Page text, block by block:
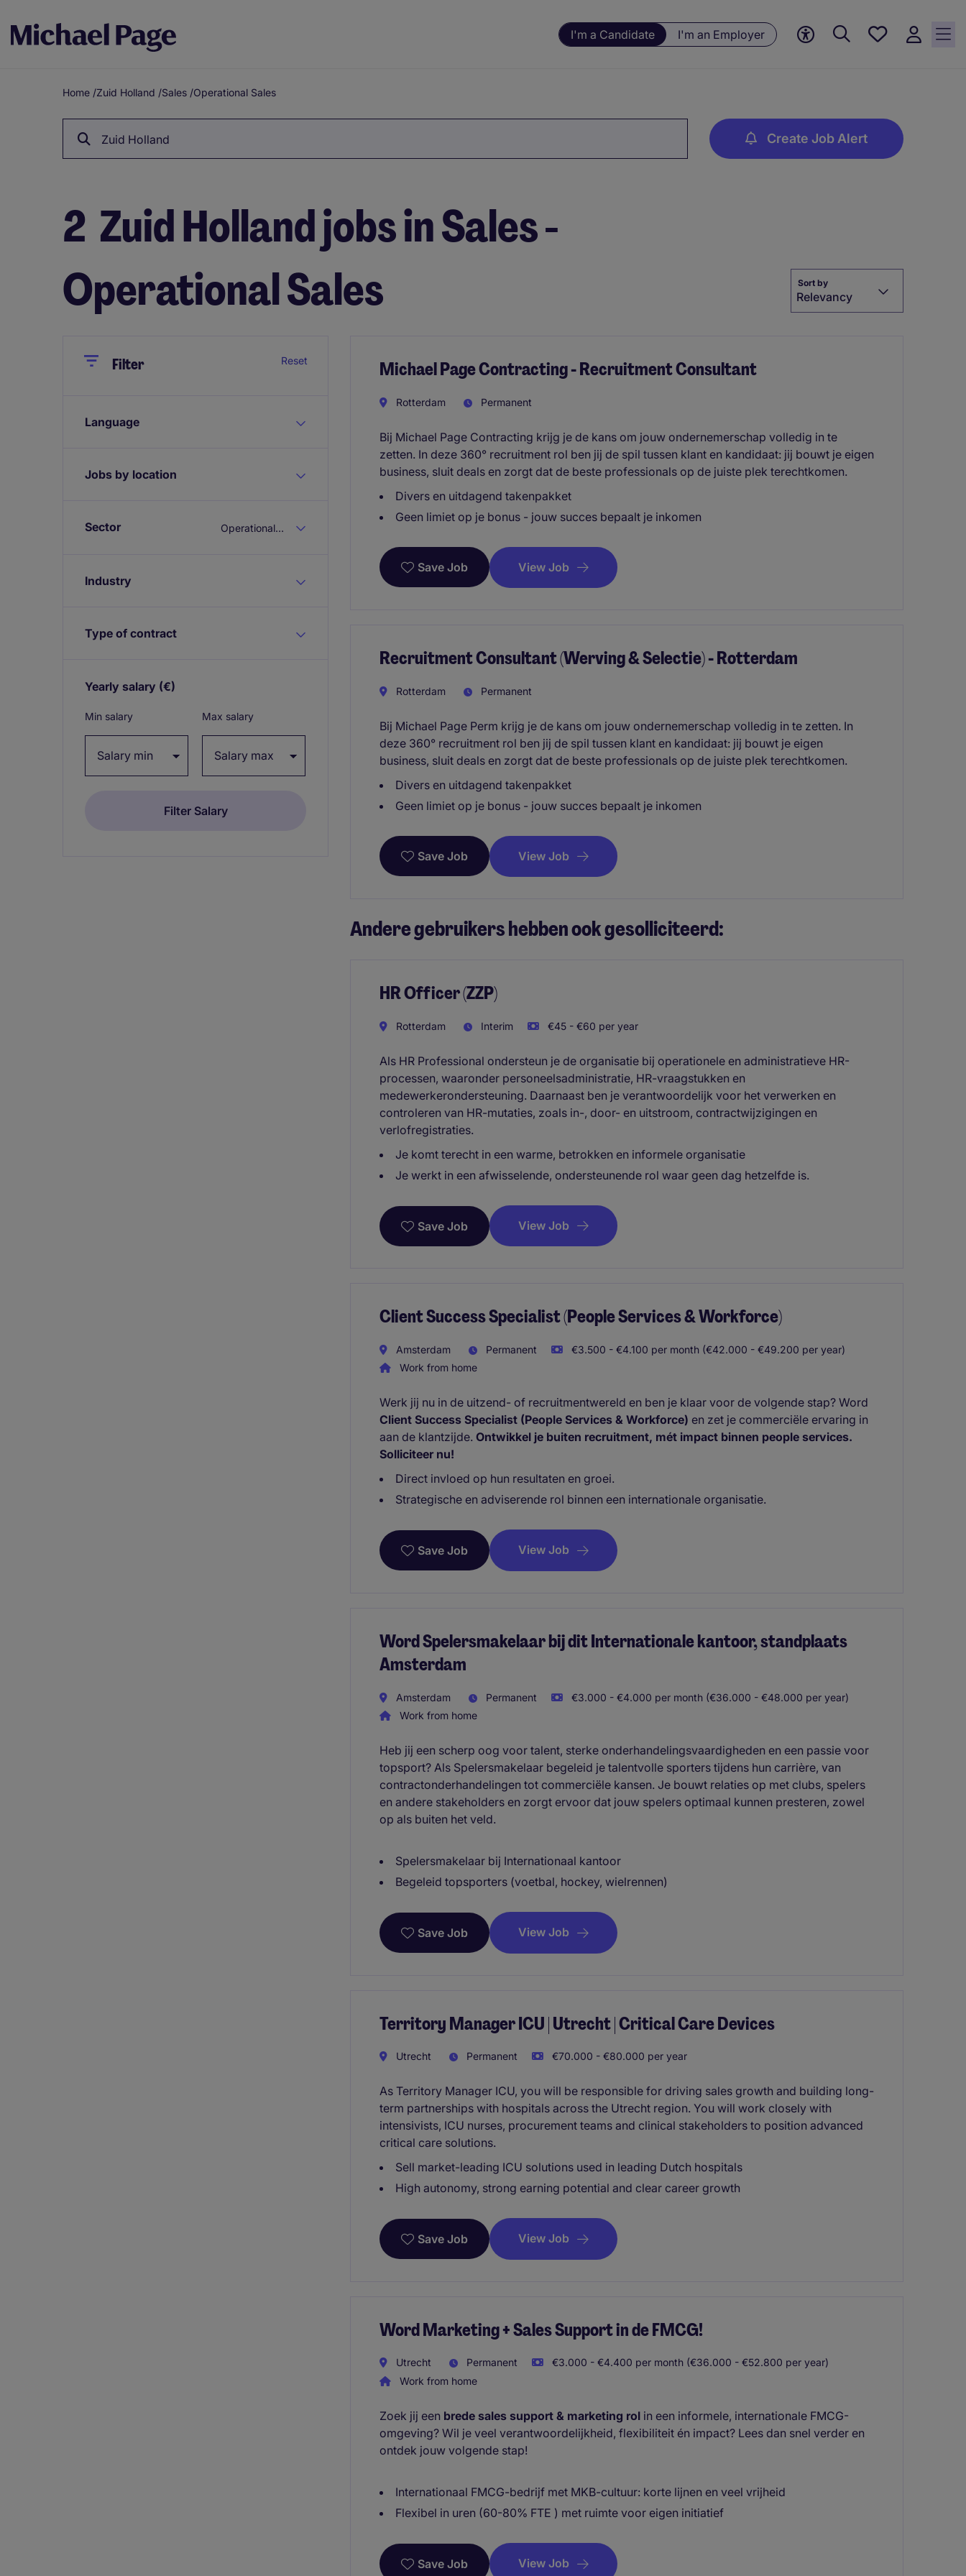
I'm a Candidate I'm an Employer
Save
Breadcrumb
Home /Zuid Holland /Sales /Operational Sales
Zuid Holland Create Job Alert
2 Zuid Holland jobs in Sales -
Operational Sales
Sort by
Relevancy
CloseFilter Reset
Language
Jobs by location
Sector Operational Sales
Industry
Type of contract
Yearly salary (€)
Min salary Max salary
Michael Page Contracting - Recruitment Consultant
Rotterdam Permanent
Bij Michael Page Contracting krijg je de kans om jouw ondernemerschap volledig in te
zetten. In deze 360° recruitment rol ben jij de spil tussen klant en kandidaat: jij bouwt je eigen
business, sluit deals en zorgt dat de beste professionals op de juiste plek terechtkomen.
Divers en uitdagend takenpakket
Geen limiet op je bonus - jouw succes bepaalt je inkomen
Save Job View Job
Recruitment Consultant (Werving & Selectie) - Rotterdam
Rotterdam Permanent
Bij Michael Page Perm krijg je de kans om jouw ondernemerschap volledig in te zetten. In
deze 360° recruitment rol ben jij de spil tussen klant en kandidaat: jij bouwt je eigen
business, sluit deals en zorgt dat de beste professionals op de juiste plek terechtkomen.
Divers en uitdagend takenpakket
Geen limiet op je bonus - jouw succes bepaalt je inkomen
Save Job View Job
Andere gebruikers hebben ook gesolliciteerd:
HR Officer (ZZP)
Rotterdam Interim €45 - €60 per year
Als HR Professional ondersteun je de organisatie bij operationele en administratieve HR-
processen, waaronder personeelsadministratie, HR-vraagstukken en
medewerkerondersteuning. Daarnaast ben je verantwoordelijk voor het verwerken en
controleren van HR-mutaties, zoals in-, door- en uitstroom, contractwijzigingen en
verlofregistraties.
Je komt terecht in een warme, betrokken en informele organisatie
Je werkt in een afwisselende, ondersteunende rol waar geen dag hetzelfde is.
Save Job View Job
Client Success Specialist (People Services & Workforce)
Amsterdam Permanent
€3.500 - €4.100 per month (€42.000 - €49.200 per year)
Work from home
Werk jij nu in de uitzend- of recruitmentwereld en ben je klaar voor de volgende stap? Word
Client Success Specialist (People Services & Workforce) en zet je commerciële ervaring in
aan de klantzijde. Ontwikkel je buiten recruitment, mét impact binnen people services.
Solliciteer nu!
Direct invloed op hun resultaten en groei.
Strategische en adviserende rol binnen een internationale organisatie.
Save Job View Job
Word Spelersmakelaar bij dit Internationale kantoor, standplaats
Amsterdam
Amsterdam Permanent
€3.000 - €4.000 per month (€36.000 - €48.000 per year)
Work from home
Heb jij een scherp oog voor talent, sterke onderhandelingsvaardigheden en een passie voor
topsport? Als Spelersmakelaar begeleid je talentvolle sporters tijdens hun carrière, van
contractonderhandelingen tot commerciële kansen. Je bouwt relaties op met clubs, spelers
en andere stakeholders en zorgt ervoor dat jouw spelers optimaal kunnen presteren, zowel
op als buiten het veld.
Spelersmakelaar bij Internationaal kantoor
Begeleid topsporters (voetbal, hockey, wielrennen)
Save Job View Job
Territory Manager ICU | Utrecht | Critical Care Devices
Utrecht Permanent €70.000 - €80.000 per year
As Territory Manager ICU, you will be responsible for driving sales growth and building long-
term partnerships with hospitals across the Utrecht region. You will work closely with
intensivists, ICU nurses, procurement teams and clinical stakeholders to position advanced
critical care solutions.
Sell market-leading ICU solutions used in leading Dutch hospitals
High autonomy, strong earning potential and clear career growth
Save Job View Job
Word Marketing + Sales Support in de FMCG!
Utrecht Permanent
€3.000 - €4.400 per month (€36.000 - €52.800 per year)
Work from home
Zoek jij een brede sales support & marketing rol in een informele, internationale FMCG-
omgeving? Wil je veel verantwoordelijkheid, flexibiliteit én impact? Lees dan snel verder en
ontdek jouw volgende stap!
Internationaal FMCG-bedrijf met MKB-cultuur: korte lijnen en veel vrijheid
Flexibel in uren (60-80% FTE ) met ruimte voor eigen initiatief
Save Job View Job